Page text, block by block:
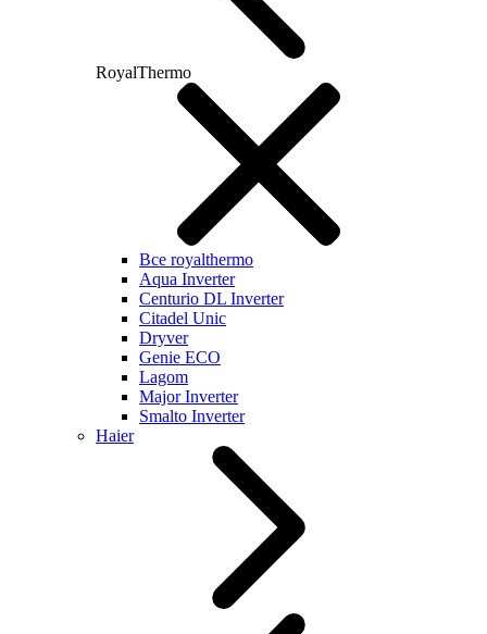
RoyalThermo
Все royalthermo
Aqua Inverter
Centurio DL Inverter
Citadel Unic
Dryver
Genie ECO
Lagom
Major Inverter
Smalto Inverter
Haier